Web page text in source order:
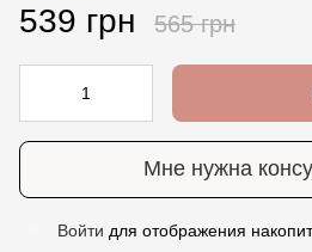
539 грн 565 грн
Мне нужна
Войти для отображения